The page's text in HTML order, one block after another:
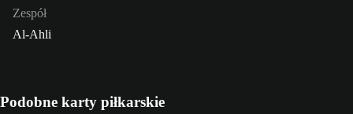
Zespół
Al-Ahli
Podobne karty piłkarskie